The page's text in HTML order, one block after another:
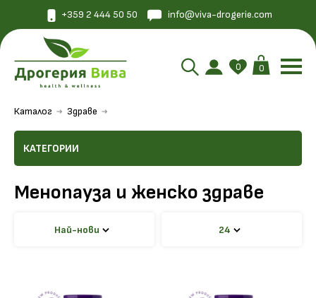
+359 2 444 50 50 info@viva-drogerie.com
0 0
Каталог Здраве
КАТЕГОРИИ
Менопауза и женско здраве
Най-нови 24